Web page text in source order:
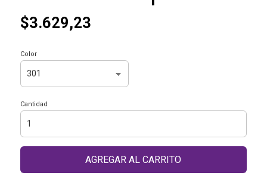
$3.629,23
Color
Cantidad
AGREGAR AL CARRITO